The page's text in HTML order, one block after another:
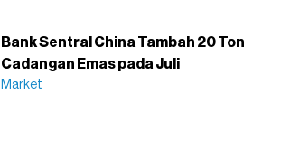
Bank Sentral China Tambah 20 Ton
Cadangan Emas pada Juli
Market